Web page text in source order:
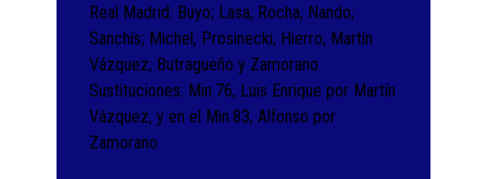
Real Madrid: Buyo; Lasa, Rocha, Nando;
Sanchís; Michel, Prosinecki, Hierro, Martín
Vázquez; Butragueño y Zamorano.
Sustituciones: Min.76, Luis Enrique por Martín
Vázquez, y en el Min.83, Alfonso por
Zamorano